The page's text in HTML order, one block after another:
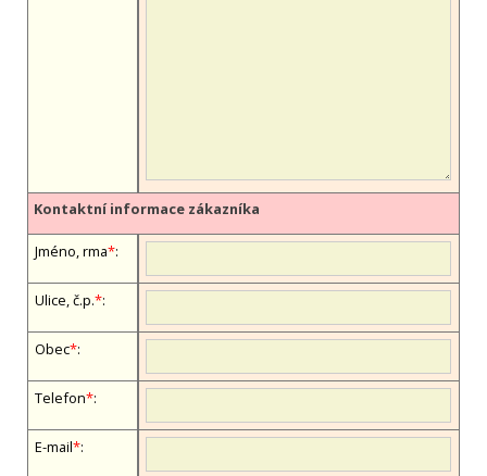
Kontaktní informace zákazníka
Jméno, firma*:
Ulice, č.p.*:
Obec*:
Telefon*:
E-mail*: